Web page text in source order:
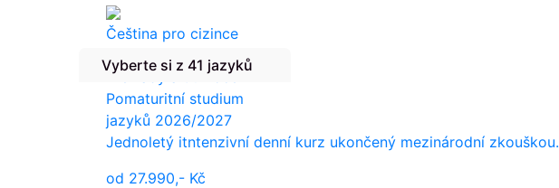
Čeština pro cizince
Překlady a tlumočení
Vyberte si z 41 jazyků
Pomaturitní studium
jazyků 2026/2027
Jednoletý itntenzivní denní kurz ukončený mezinárodní zkouškou.
od 27.990,- Kč